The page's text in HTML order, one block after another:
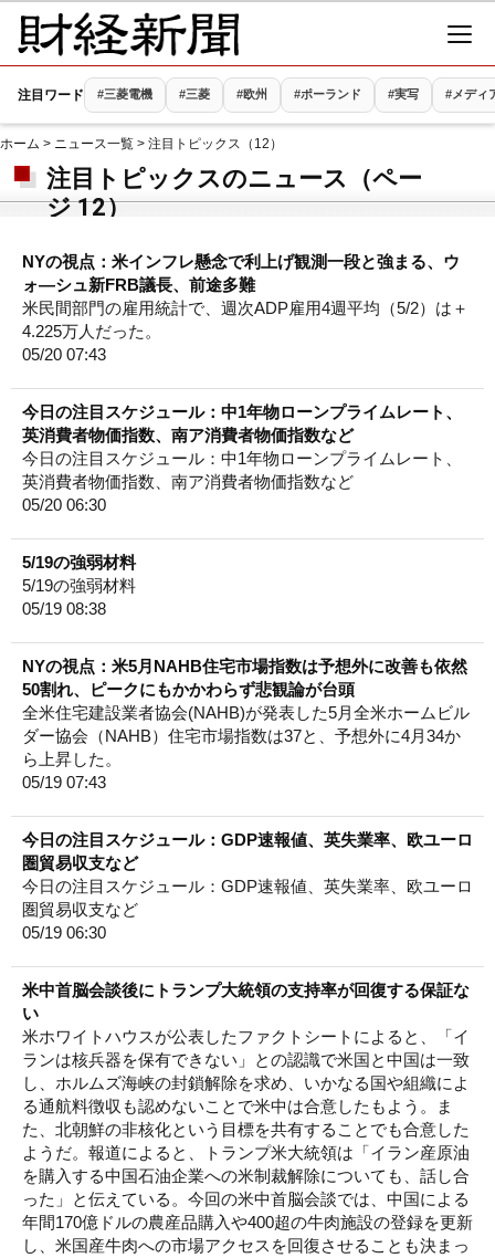
注目ワード #三菱電機 #三菱 #欧州 #ポーランド #実写 #メディ
ホーム > ニュース一覧 > 注目トピックス（12）
注目トピックスのニュース（ペー
ジ 12）
NYの視点：米インフレ懸念で利上げ観測一段と強まる、ウ
ォ―シュ新FRB議長、前途多難
米民間部門の雇用統計で、週次ADP雇用4週平均（5/2）は＋
4.225万人だった。
05/20 07:43
今日の注目スケジュール：中1年物ローンプライムレート、
英消費者物価指数、南ア消費者物価指数など
今日の注目スケジュール：中1年物ローンプライムレート、
英消費者物価指数、南ア消費者物価指数など
05/20 06:30
5/19の強弱材料
5/19の強弱材料
05/19 08:38
NYの視点：米5月NAHB住宅市場指数は予想外に改善も依然
50割れ、ピークにもかかわらず悲観論が台頭
全米住宅建設業者協会(NAHB)が発表した5月全米ホームビル
ダー協会（NAHB）住宅市場指数は37と、予想外に4月34か
ら上昇した。
05/19 07:43
今日の注目スケジュール：GDP速報値、英失業率、欧ユーロ
圏貿易収支など
今日の注目スケジュール：GDP速報値、英失業率、欧ユーロ
圏貿易収支など
05/19 06:30
米中首脳会談後にトランプ大統領の支持率が回復する保証な
い
米ホワイトハウスが公表したファクトシートによると、「イ
ランは核兵器を保有できない」との認識で米国と中国は一致
し、ホルムズ海峡の封鎖解除を求め、いかなる国や組織によ
る通航料徴収も認めないことで米中は合意したもよう。ま
た、北朝鮮の非核化という目標を共有することでも合意した
ようだ。報道によると、トランプ米大統領は「イラン産原油
を購入する中国石油企業への米制裁解除についても、話し合
った」と伝えている。今回の米中首脳会談では、中国による
年間170億ドルの農産品購入や400超の牛肉施設の登録を更新
し、米国産牛肉への市場アクセスを回復させることも決まっ